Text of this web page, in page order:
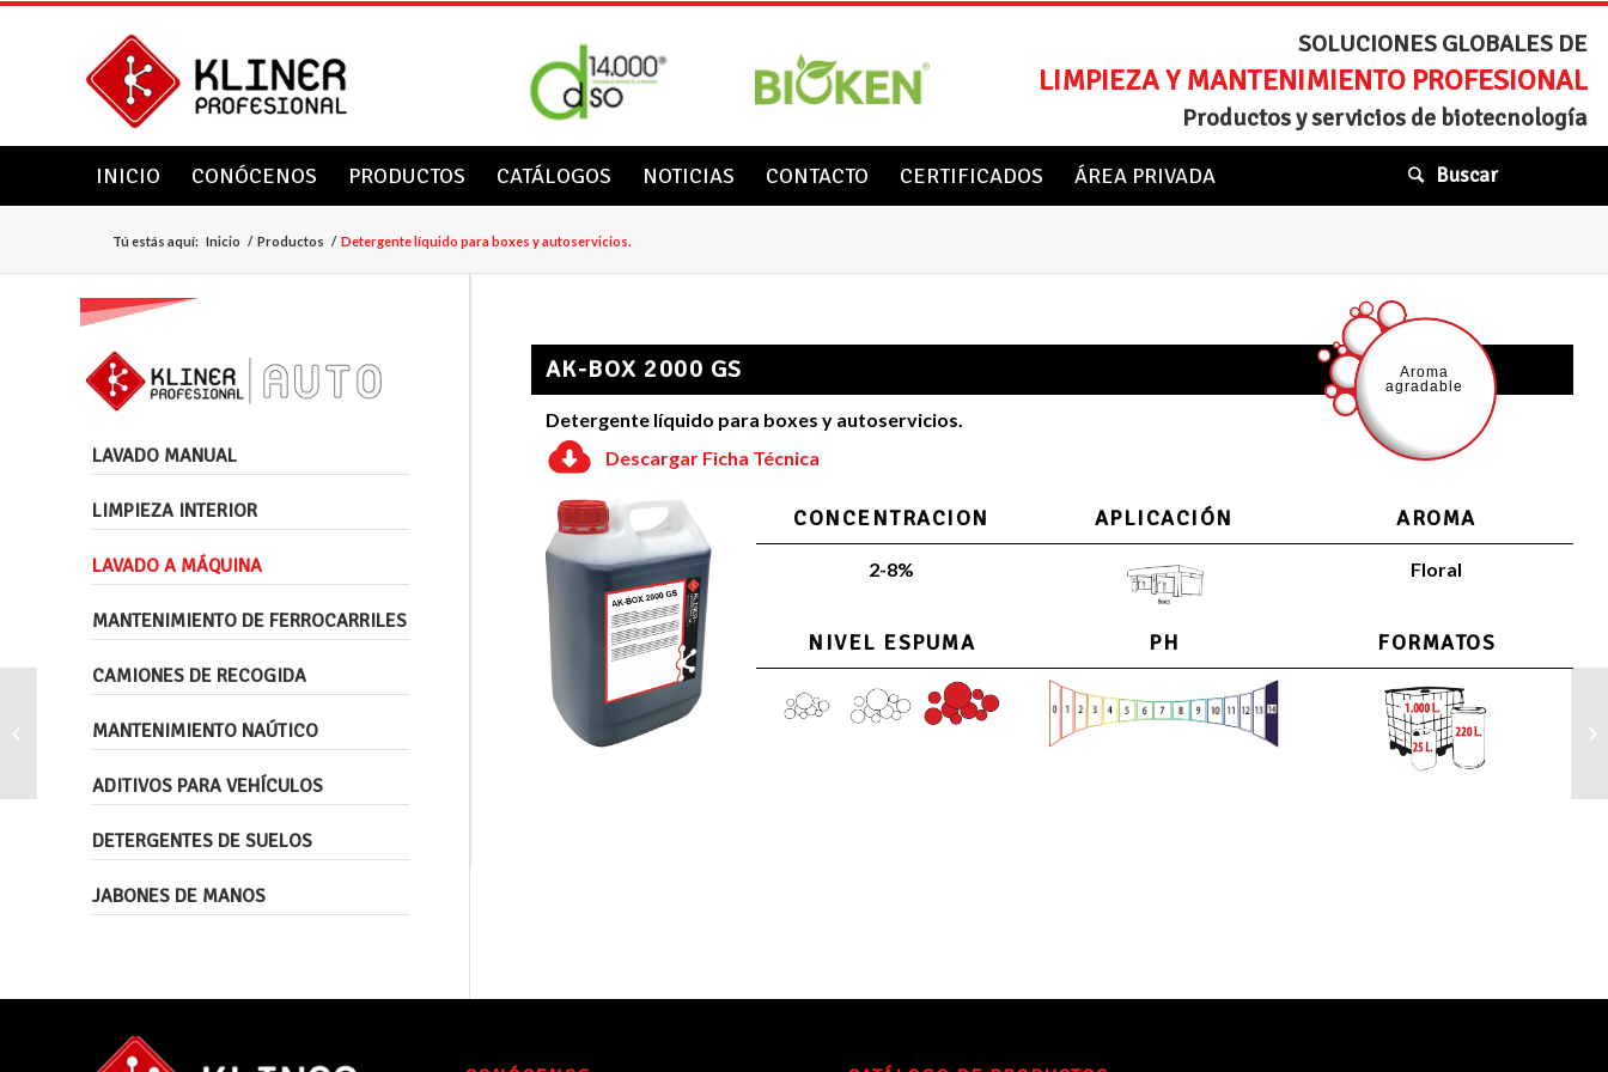
SOLUCIONES GLOBALES DE
LIMPIEZA Y MANTENIMIENTO PROFESIONAL
Productos y servicios de biotecnología
INICIO CONÓCENOS PRODUCTOS CATÁLOGOS NOTICIAS CONTACTO CERTIFICADOS ÁREA PRIVADA Buscar
Tú estás aquí: Inicio / Productos / Detergente líquido para boxes y autoservicios.
AK-BOX 2000 GS
Detergente líquido para boxes y autoservicios.
Descargar Ficha Técnica
CONCENTRACION APLICACIÓN AROMA
2-8% Floral
NIVEL ESPUMA PH FORMATOS
LAVADO MANUAL
LIMPIEZA INTERIOR
LAVADO A MÁQUINA
MANTENIMIENTO DE FERROCARRILES
CAMIONES DE RECOGIDA
MANTENIMIENTO NAÚTICO
ADITIVOS PARA VEHÍCULOS
DETERGENTES DE SUELOS
JABONES DE MANOS
Detergente ácido para la limpieza de
mamparas y estructuras de lavado.